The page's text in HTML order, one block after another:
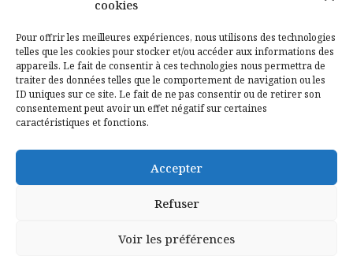
cookies
Pour offrir les meilleures expériences, nous utilisons des technologies
telles que les cookies pour stocker et/ou accéder aux informations des
appareils. Le fait de consentir à ces technologies nous permettra de
traiter des données telles que le comportement de navigation ou les
ID uniques sur ce site. Le fait de ne pas consentir ou de retirer son
consentement peut avoir un effet négatif sur certaines
caractéristiques et fonctions.
Accepter
Refuser
Voir les préférences
Mentions légales
Politique de confidentialité